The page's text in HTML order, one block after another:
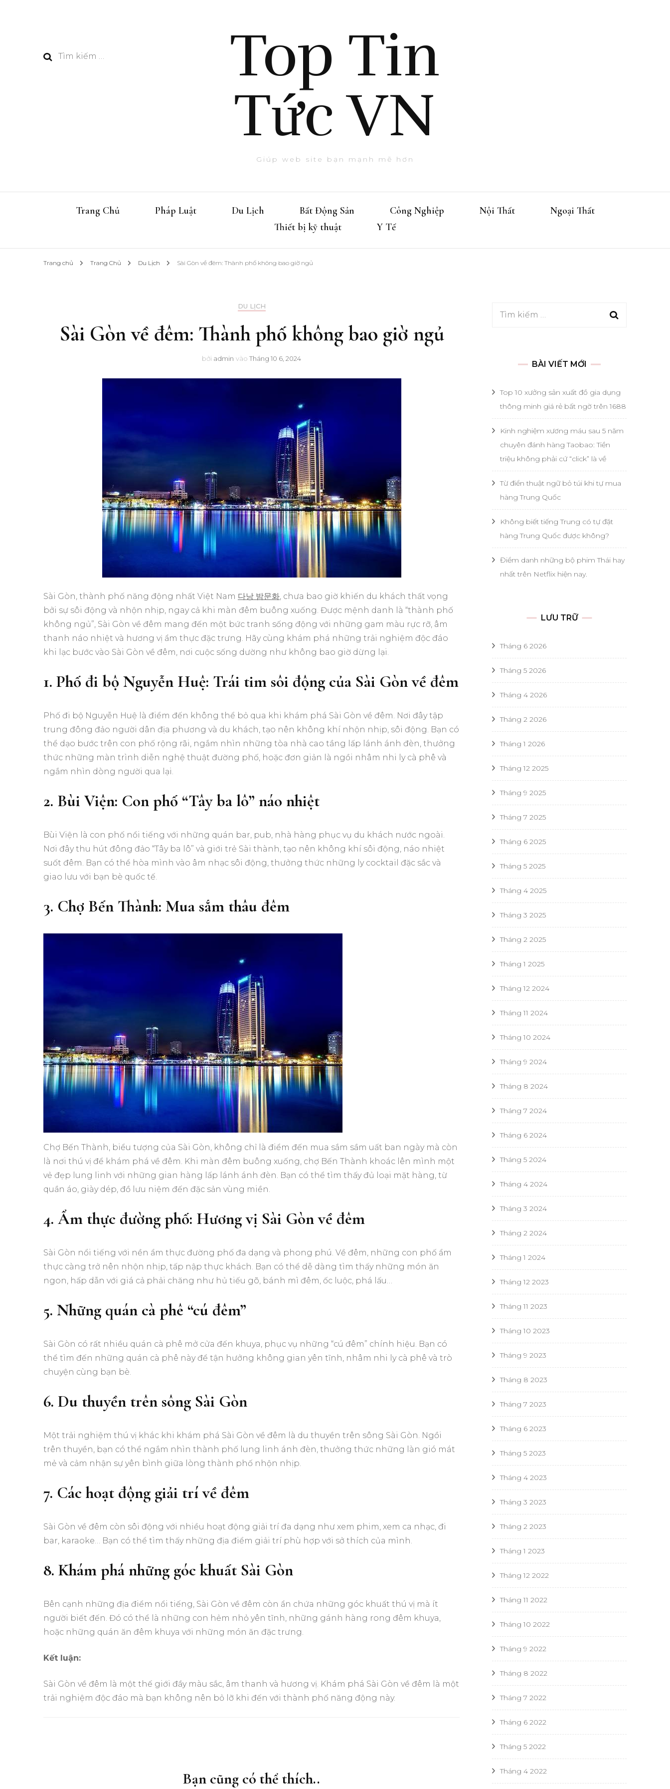
Tìm
Top Tin
Tức VN
Giúp web site bạn mạnh mẽ hơn
Trang Chủ Pháp Luật Du Lịch Bất Động Sản Công Nghiệp Nội Thất
Ngoại Thất
Thiết bị kỹ thuật
Y Tế
Trang chủ Trang Chủ Du Lịch Sài Gòn về đêm: Thành phố không bao giờ ngủ
DU LỊCH
Sài Gòn về đêm: Thành phố không bao giờ ngủ
bởi admin vào Tháng 10 6, 2024
Sài Gòn, thành phố năng động nhất Việt Nam 다낭 밤문화, chưa bao giờ khiến du khách thất vọng
bởi sự sôi động và nhộn nhịp, ngay cả khi màn đêm buông xuống. Được mệnh danh là “thành phố
không ngủ”, Sài Gòn về đêm mang đến một bức tranh sống động với những gam màu rực rỡ, âm
thanh náo nhiệt và hương vị ẩm thực đặc trưng. Hãy cùng khám phá những trải nghiệm độc đáo
khi lạc bước vào Sài Gòn về đêm, nơi cuộc sống dường như không bao giờ dừng lại.
1. Phố đi bộ Nguyễn Huệ: Trái tim sôi động của Sài Gòn về đêm
Phố đi bộ Nguyễn Huệ là điểm đến không thể bỏ qua khi khám phá Sài Gòn về đêm. Nơi đây tập
trung đông đảo người dân địa phương và du khách, tạo nên không khí nhộn nhịp, sôi động. Bạn có
thể dạo bước trên con phố rộng rãi, ngắm nhìn những tòa nhà cao tầng lấp lánh ánh đèn, thưởng
thức những màn trình diễn nghệ thuật đường phố, hoặc đơn giản là ngồi nhâm nhi ly cà phê và
ngắm nhìn dòng người qua lại.
2. Bùi Viện: Con phố “Tây ba lô” náo nhiệt
Bùi Viện là con phố nổi tiếng với những quán bar, pub, nhà hàng phục vụ du khách nước ngoài.
Nơi đây thu hút đông đảo “Tây ba lô” và giới trẻ Sài thành, tạo nên không khí sôi động, náo nhiệt
suốt đêm. Bạn có thể hòa mình vào âm nhạc sôi động, thưởng thức những ly cocktail đặc sắc và
giao lưu với bạn bè quốc tế.
3. Chợ Bến Thành: Mua sắm thâu đêm
Chợ Bến Thành, biểu tượng của Sài Gòn, không chỉ là điểm đến mua sắm sầm uất ban ngày mà còn
là nơi thú vị để khám phá về đêm. Khi màn đêm buông xuống, chợ Bến Thành khoác lên mình một
vẻ đẹp lung linh với những gian hàng lấp lánh ánh đèn. Bạn có thể tìm thấy đủ loại mặt hàng, từ
quần áo, giày dép, đồ lưu niệm đến đặc sản vùng miền.
4. Ẩm thực đường phố: Hương vị Sài Gòn về đêm
Sài Gòn nổi tiếng với nền ẩm thực đường phố đa dạng và phong phú. Về đêm, những con phố ẩm
thực càng trở nên nhộn nhịp, tấp nập thực khách. Bạn có thể dễ dàng tìm thấy những món ăn
ngon, hấp dẫn với giá cả phải chăng như hủ tiếu gõ, bánh mì đêm, ốc luộc, phá lấu…
5. Những quán cà phê “cú đêm”
Sài Gòn có rất nhiều quán cà phê mở cửa đến khuya, phục vụ những “cú đêm” chính hiệu. Bạn có
thể tìm đến những quán cà phê này để tận hưởng không gian yên tĩnh, nhâm nhi ly cà phê và trò
chuyện cùng bạn bè.
6. Du thuyền trên sông Sài Gòn
Một trải nghiệm thú vị khác khi khám phá Sài Gòn về đêm là du thuyền trên sông Sài Gòn. Ngồi
trên thuyền, bạn có thể ngắm nhìn thành phố lung linh ánh đèn, thưởng thức những làn gió mát
mẻ và cảm nhận sự yên bình giữa lòng thành phố nhộn nhịp.
7. Các hoạt động giải trí về đêm
Sài Gòn về đêm còn sôi động với nhiều hoạt động giải trí đa dạng như xem phim, xem ca nhạc, đi
bar, karaoke… Bạn có thể tìm thấy những địa điểm giải trí phù hợp với sở thích của mình.
8. Khám phá những góc khuất Sài Gòn
Bên cạnh những địa điểm nổi tiếng, Sài Gòn về đêm còn ẩn chứa những góc khuất thú vị mà ít
người biết đến. Đó có thể là những con hẻm nhỏ yên tĩnh, những gánh hàng rong đêm khuya,
hoặc những quán ăn đêm khuya với những món ăn đặc trưng.
Kết luận:
Sài Gòn về đêm là một thế giới đầy màu sắc, âm thanh và hương vị. Khám phá Sài Gòn về đêm là một
trải nghiệm độc đáo mà bạn không nên bỏ lỡ khi đến với thành phố năng động này.
Bạn cũng có thể thích..
Tìm
BÀI VIẾT MỚI
Top 10 xưởng sản xuất đồ gia dụng
thông minh giá rẻ bất ngờ trên 1688
Kinh nghiệm xương máu sau 5 năm
chuyên đánh hàng Taobao: Tiền
triệu không phải cứ “click” là về
Từ điển thuật ngữ bỏ túi khi tự mua
hàng Trung Quốc
Không biết tiếng Trung có tự đặt
hàng Trung Quốc được không?
Điểm danh những bộ phim Thái hay
nhất trên Netflix hiện nay.
LƯU TRỮ
Tháng 6 2026
Tháng 5 2026
Tháng 4 2026
Tháng 2 2026
Tháng 1 2026
Tháng 12 2025
Tháng 9 2025
Tháng 7 2025
Tháng 6 2025
Tháng 5 2025
Tháng 4 2025
Tháng 3 2025
Tháng 2 2025
Tháng 1 2025
Tháng 12 2024
Tháng 11 2024
Tháng 10 2024
Tháng 9 2024
Tháng 8 2024
Tháng 7 2024
Tháng 6 2024
Tháng 5 2024
Tháng 4 2024
Tháng 3 2024
Tháng 2 2024
Tháng 1 2024
Tháng 12 2023
Tháng 11 2023
Tháng 10 2023
Tháng 9 2023
Tháng 8 2023
Tháng 7 2023
Tháng 6 2023
Tháng 5 2023
Tháng 4 2023
Tháng 3 2023
Tháng 2 2023
Tháng 1 2023
Tháng 12 2022
Tháng 11 2022
Tháng 10 2022
Tháng 9 2022
Tháng 8 2022
Tháng 7 2022
Tháng 6 2022
Tháng 5 2022
Tháng 4 2022